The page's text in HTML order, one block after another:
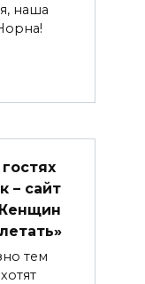
наша
– сайт
тем